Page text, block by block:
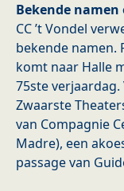
Bekende
CC ’t Vondel
bekende namen.
komt naar Halle
75ste
Zwaarste
van Compagnie
Madre), een
passage van